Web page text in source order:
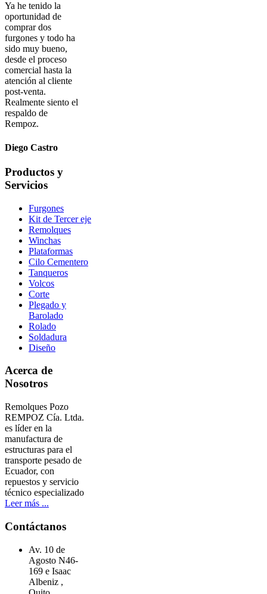
Ya he tenido la
oportunidad de
comprar dos
furgones y todo ha
sido muy bueno,
desde el proceso
comercial hasta la
atención al cliente
post-venta.
Realmente siento el
respaldo de
Rempoz.
Diego Castro
Productos y
Servicios
Furgones
Kit de Tercer eje
Remolques
Winchas
Plataformas
Cilo Cementero
Tanqueros
Volcos
Corte
Plegado y
Barolado
Rolado
Soldadura
Diseño
Acerca de
Nosotros
Remolques Pozo
REMPOZ Cía. Ltda.
es líder en la
manufactura de
estructuras para el
transporte pesado de
Ecuador, con
repuestos y servicio
técnico especializado
Leer más ...
Contáctanos
Av. 10 de
Agosto N46-
169 e Isaac
Albeniz ,